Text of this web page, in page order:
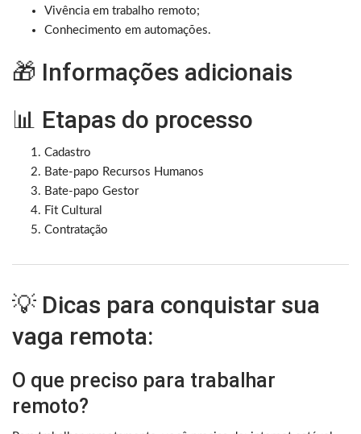
Vivência em trabalho remoto;
Conhecimento em automações.
🎁 Informações adicionais
📊 Etapas do processo
Cadastro
Bate-papo Recursos Humanos
Bate-papo Gestor
Fit Cultural
Contratação
💡 Dicas para conquistar sua
vaga remota:
O que preciso para trabalhar
remoto?